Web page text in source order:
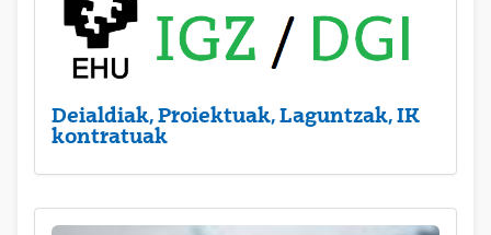
Deialdiak, Proiektuak, Laguntzak, IK
kontratuak